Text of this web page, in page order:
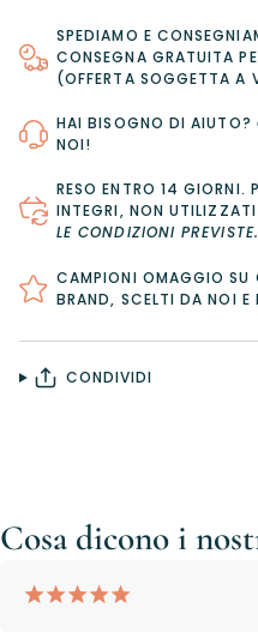
SPEDIAMO E
CONSEGNA GRATUITA
(OFFERTA SOGGETTA A
HAI BISOGNO DI AIUTO?
NOI!
RESO ENTRO 14 GIORNI.
INTEGRI, NON
LE CONDIZIONI PREVISTE.
CAMPIONI OMAGGIO SU
BRAND, SCELTI DA NOI E
CONDIVIDI
Cosa dicono i
¡¡¡¡¡